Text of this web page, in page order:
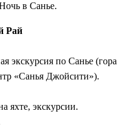
в Санье.
Рай
экскурсия по Санье (гора
«Санья Джойсити»).
яхте, экскурсии.